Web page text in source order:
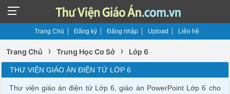
Trang Chủ Đăng ký Đăng nhập Upload Liên hệ
Trang Chủ › Trung Học Cơ Sở › Lớp 6
THƯ VIỆN GIÁO ÁN ĐIỆN TỬ LỚP 6
Thư viện giáo án điện tử Lớp 6, giáo án PowerPoint Lớp 6 cho